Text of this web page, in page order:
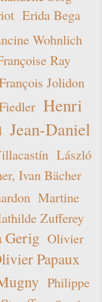
Erida Bega
Wohnlich
Ray
Jolidon
Henri
Jean-Daniel
László
Ivan Bächer
Martine
Zufferey
Gerig Olivier
Papaux
Philippe